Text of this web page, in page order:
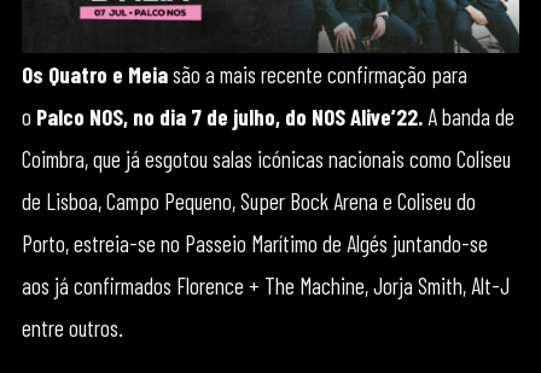
Os Quatro e Meiasão a mais recente confirmação para
o Palco NOS, no dia 7 de julho, do NOS Alive’22. A banda de
Coimbra, que já esgotou salas icónicas nacionais como Coliseu
de Lisboa, Campo Pequeno, Super Bock Arena e Coliseu do
Porto, estreia-se no Passeio Marítimo de Algés juntando-se
aos já confirmados Florence + The Machine, Jorja Smith, Alt-J
entre outros.